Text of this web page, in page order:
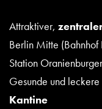
Attraktiver,
Berlin Mitte (Bahnhof
Station
Gesunde und
Kantine